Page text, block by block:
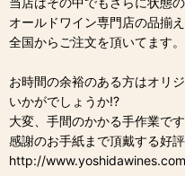
オールドワイン専門店の品揃
全国からご注文を頂いてます。
お時間の余裕のある方はオリ
いかがでしょうか!?
大変、手間のかかる手作業で
感謝のお手紙まで頂戴する好評
http://